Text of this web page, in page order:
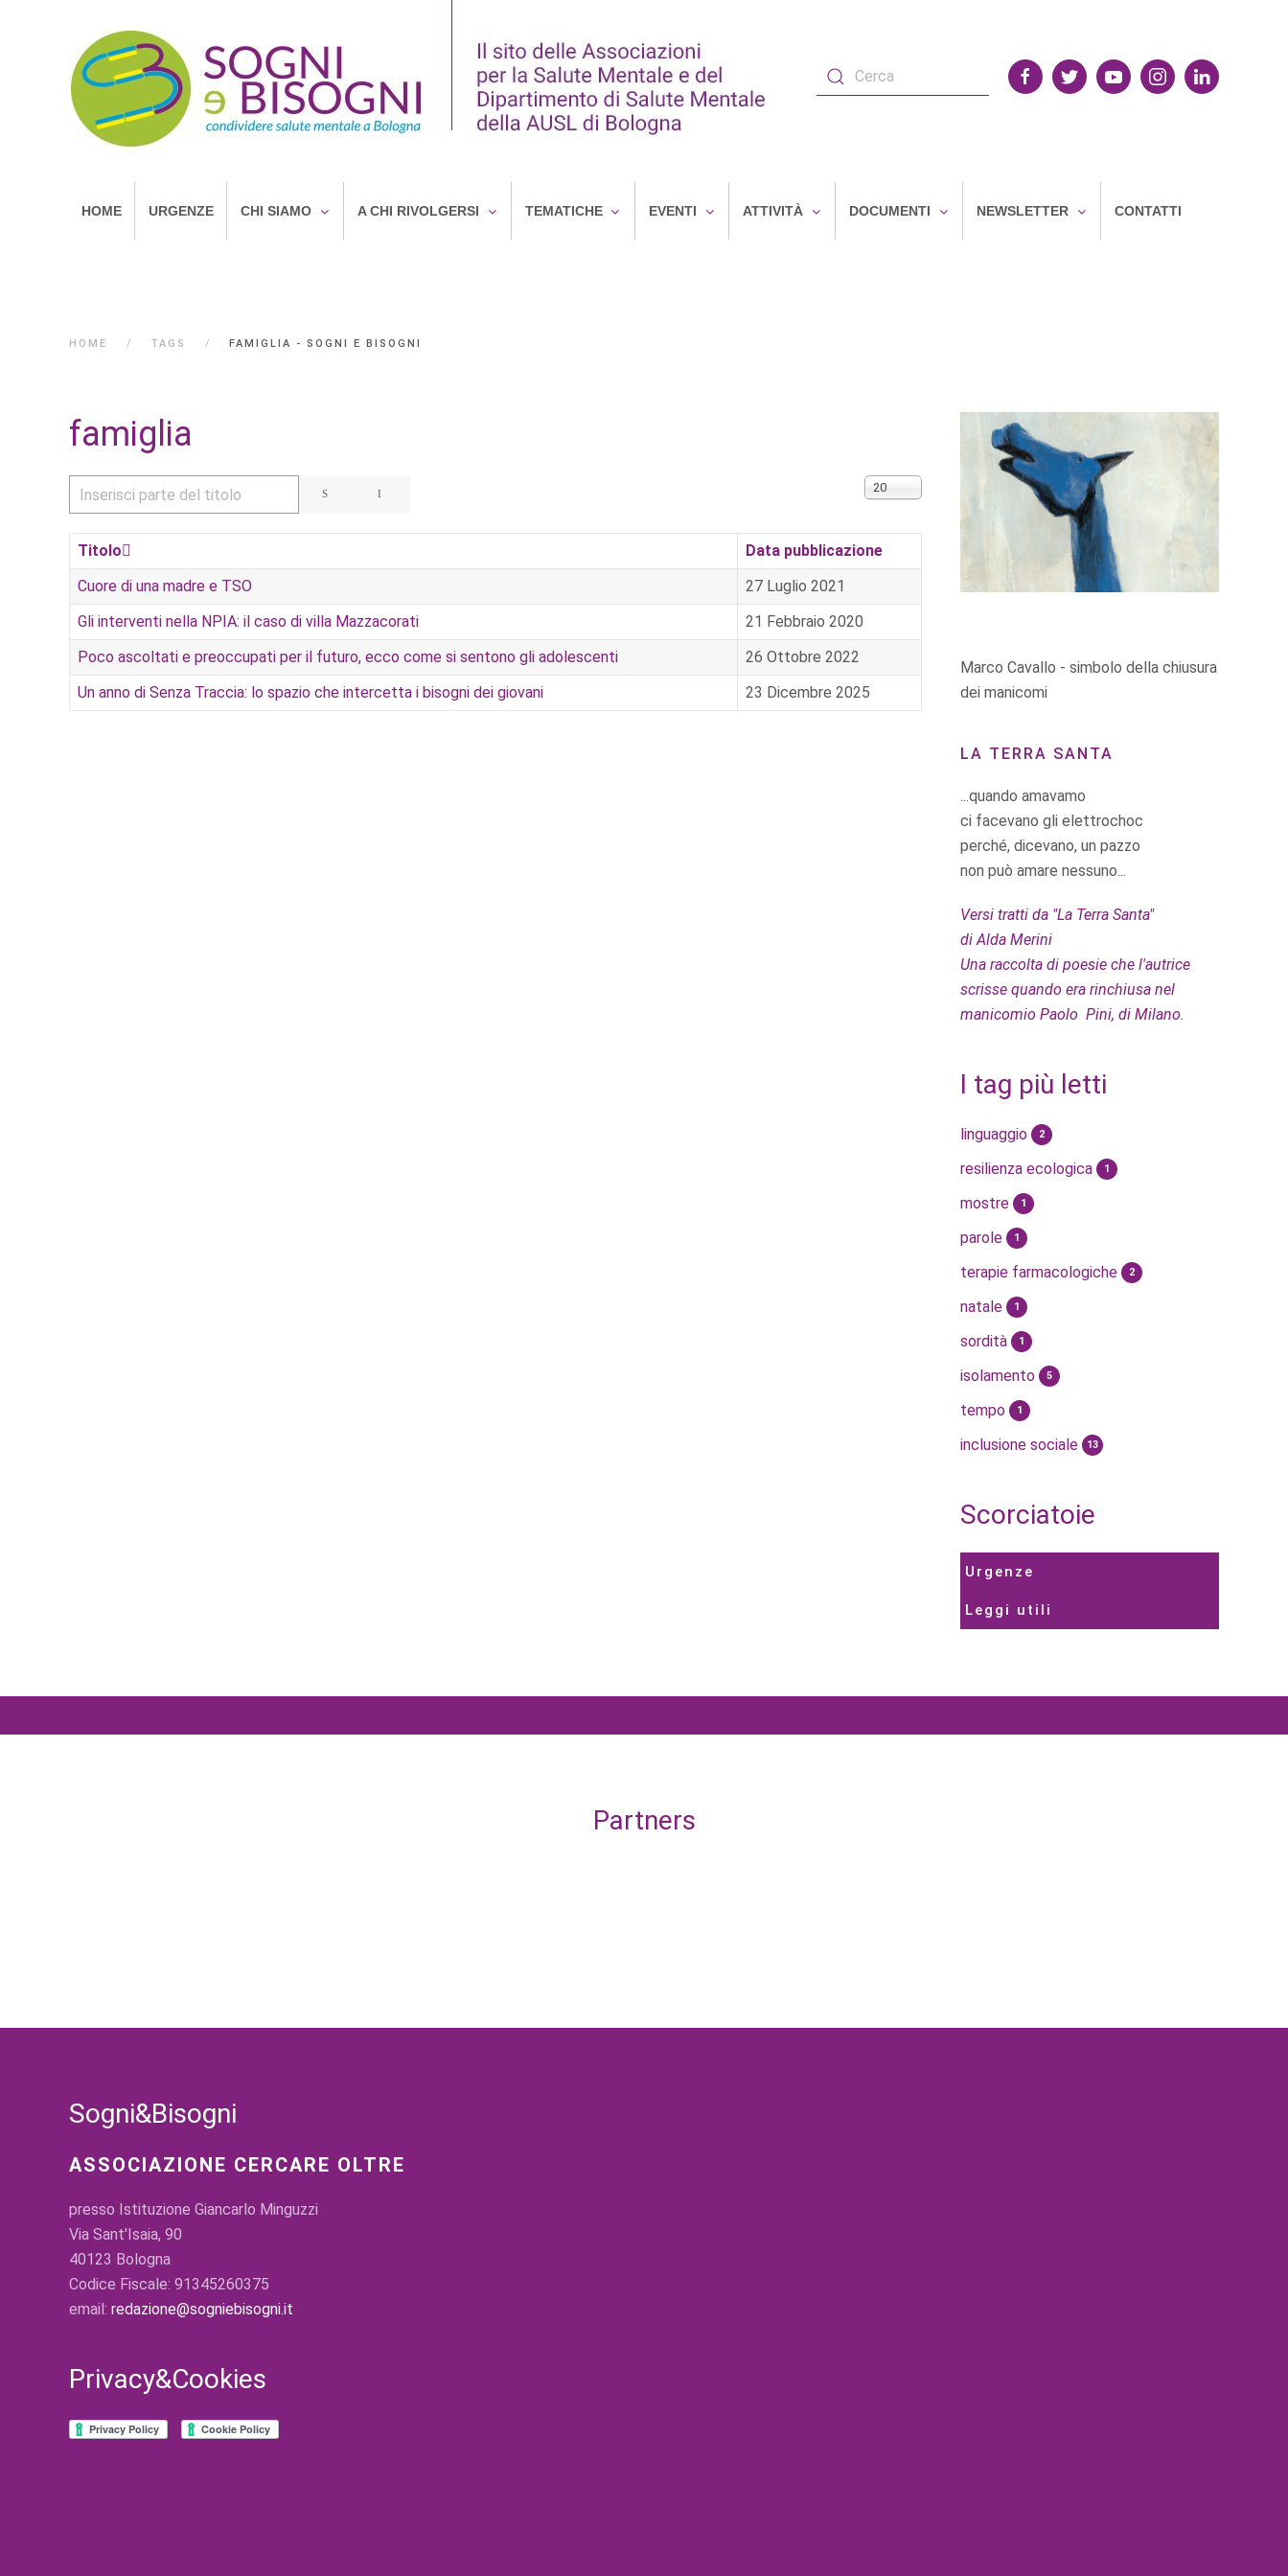
HOME URGENZE CHI SIAMO A CHI RIVOLGERSI TEMATICHE EVENTI ATTIVITÀ DOCUMENTI NEWSLETTER CONTATTI
HOME TAGS FAMIGLIA - SOGNI E BISOGNI
famiglia
Inserisci parte del titolo Visualizza n.
20
Titolo
Data pubblicazione
Cuore di una madre e TSO
27 Luglio 2021
Gli interventi nella NPIA: il caso di villa Mazzacorati
21 Febbraio 2020
Poco ascoltati e preoccupati per il futuro, ecco come si sentono gli adolescenti
26 Ottobre 2022
Un anno di Senza Traccia: lo spazio che intercetta i bisogni dei giovani
23 Dicembre 2025
Marco Cavallo - simbolo della chiusura
dei manicomi
LA TERRA SANTA
...quando amavamo
ci facevano gli elettrochoc
perché, dicevano, un pazzo
non può amare nessuno...
Versi tratti da "La Terra Santa"
di Alda Merini
Una raccolta di poesie che l'autrice
scrisse quando era rinchiusa nel
manicomio Paolo Pini, di Milano.
I tag più letti
linguaggio 2
resilienza ecologica 1
mostre 1
parole 1
terapie farmacologiche 2
natale 1
sordità 1
isolamento 5
tempo 1
inclusione sociale 13
Scorciatoie
Urgenze
Leggi utili
Partners
Sogni&Bisogni
ASSOCIAZIONE CERCARE OLTRE
presso Istituzione Giancarlo Minguzzi
Via Sant'Isaia, 90
40123 Bologna
Codice Fiscale: 91345260375
email: redazione@sogniebisogni.it
Privacy&Cookies